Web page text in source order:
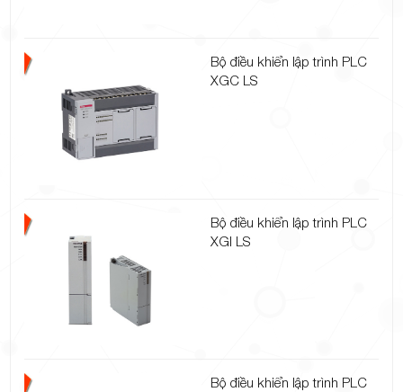
Bộ điều khiển lập trình PLC
XGC LS
Bộ điều khiển lập trình PLC
XGI LS
Bộ điều khiển lập trình PLC